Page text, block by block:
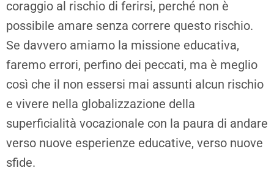
coraggio al rischio di ferirsi, perché non è
possibile amare senza correre questo rischio.
Se davvero amiamo la missione educativa,
faremo errori, perfino dei peccati, ma è meglio
così che il non essersi mai assunti alcun rischio
e vivere nella globalizzazione della
superficialità vocazionale con la paura di andare
verso nuove esperienze educative, verso nuove
sfide.